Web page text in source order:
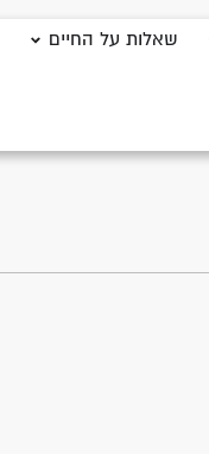
שאלות על החיים